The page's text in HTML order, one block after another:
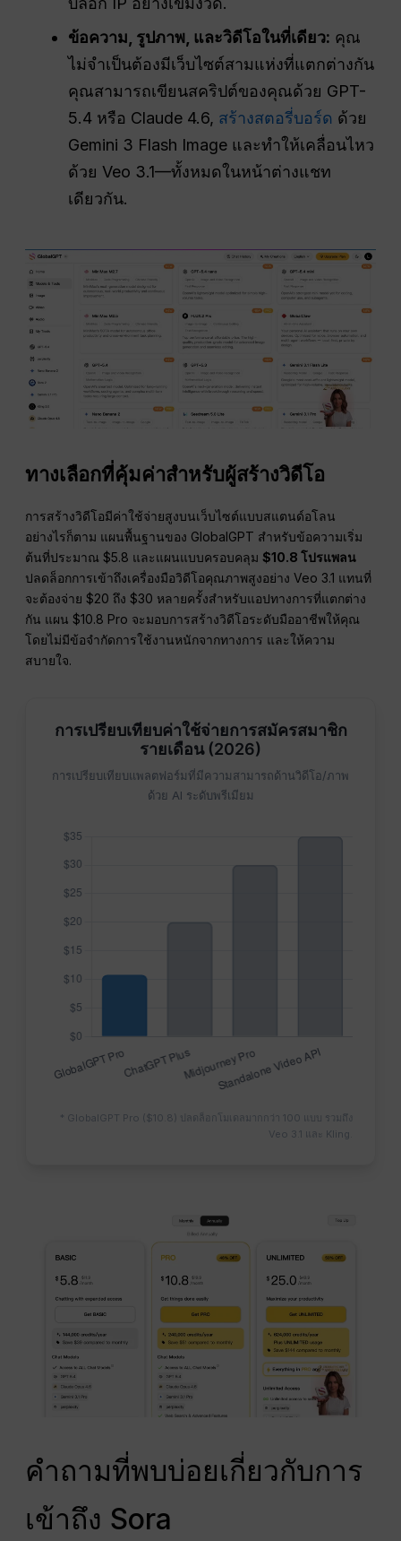
ข้อความ, รูปภาพ, และวิดีโอในที่เดียว: คุณ
ไม่จำเป็นต้องมีเว็บไซต์สามแห่งที่แตกต่างกัน
คุณสามารถเขียนสคริปต์ของคุณด้วย GPT-
5.4 หรือ Claude 4.6, สร้างสตอรี่บอร์ด ด้วย
Gemini 3 Flash Image และทำให้เคลื่อนไหว
ด้วย Veo 3.1—ทั้งหมดในหน้าต่างแชท
เดียวกัน.
ทางเลือกที่คุ้มค่าสำหรับผู้สร้างวิดีโอ
การสร้างวิดีโอมีค่าใช้จ่ายสูงบนเว็บไซต์แบบสแตนด์อโลน
อย่างไรก็ตาม แผนพื้นฐานของ GlobalGPT สำหรับข้อความเริ่ม
ต้นที่ประมาณ $5.8 และแผนแบบครอบคลุม$10.8 โปรแพลน
ปลดล็อกการเข้าถึงเครื่องมือวิดีโอคุณภาพสูงอย่าง Veo 3.1 แทนที่
จะต้องจ่าย $20 ถึง $30 หลายครั้งสำหรับแอปทางการที่แตกต่าง
กัน แผน $10.8 Pro จะมอบการสร้างวิดีโอระดับมืออาชีพให้คุณ
โดยไม่มีข้อจำกัดการใช้งานหนักจากทางการ และให้ความ
สบายใจ.
การเปรียบเทียบค่าใช้จ่ายการสมัครสมาชิก
รายเดือน (2026)
การเปรียบเทียบแพลตฟอร์มที่มีความสามารถด้านวิดีโอ/ภาพ
ด้วย AI ระดับพรีเมียม
* GlobalGPT Pro ($10.8) ปลดล็อกโมเดลมากกว่า 100 แบบ รวมถึง
Veo 3.1 และ Kling.
คำถามที่พบบ่อยเกี่ยวกับการ
เข้าถึง Sora